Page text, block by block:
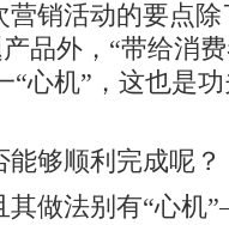
营销活动的要点
品外，“带给消
“心机”，这也是
够顺利完成呢？
其做法别有“心机